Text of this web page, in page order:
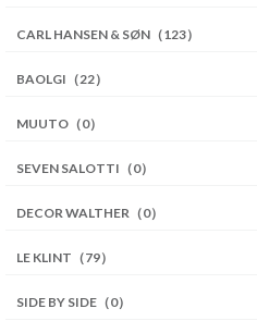
CARL HANSEN & SØN（123）
BAOLGI（22）
MUUTO（0）
SEVEN SALOTTI（0）
DECOR WALTHER（0）
LE KLINT（79）
SIDE BY SIDE（0）